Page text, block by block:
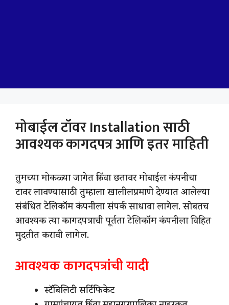
मोबाईल टॉवर Installation साठी
आवश्यक कागदपत्र आणि इतर माहिती
तुमच्या मोकळ्या जागेत किंवा छतावर मोबाईल कंपनीचा
टावर लावण्यासाठी तुम्हाला खालीलप्रमाणे देण्यात आलेल्या
संबंधित टेलिकॉम कंपनीला संपर्क साधावा लागेल. सोबतच
आवश्यक त्या कागदपत्राची पूर्तता टेलिकॉम कंपनीला विहित
मुदतीत करावी लागेल.
आवश्यक कागदपत्रांची यादी
स्टॅबिलिटी सर्टिफिकेट